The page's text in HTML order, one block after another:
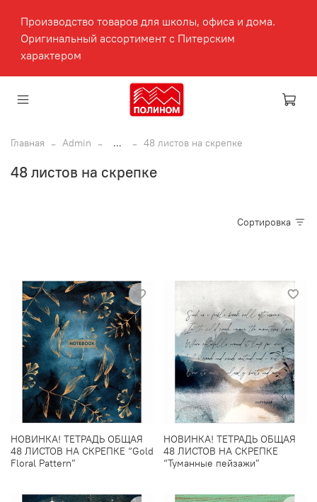
Производство товаров для школы, офиса и дома.
Оригинальный ассортимент с Питерским
характером
Главная Admin ... 48 листов на скрепке
48 листов на скрепке
Сортировка
НОВИНКА! ТЕТРАДЬ ОБЩАЯ
48 ЛИСТОВ НА СКРЕПКЕ “Gold
Floral Pattern”
НОВИНКА! ТЕТРАДЬ ОБЩАЯ
48 ЛИСТОВ НА СКРЕПКЕ
“Туманные пейзажи”